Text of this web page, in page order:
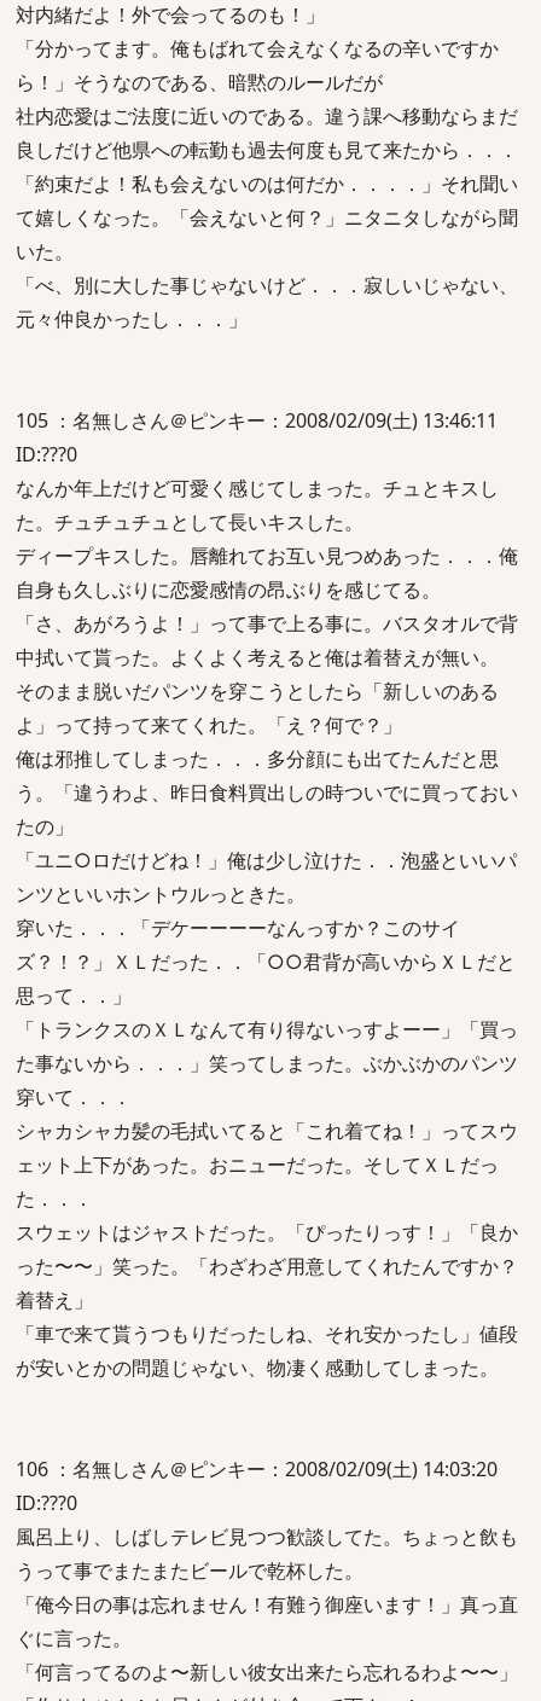
対内緒だよ！外で会ってるのも！」
「分かってます。俺もばれて会えなくなるの辛いですか
ら！」そうなのである、暗黙のルールだが
社内恋愛はご法度に近いのである。違う課へ移動ならまだ
良しだけど他県への転勤も過去何度も見て来たから．．．
「約束だよ！私も会えないのは何だか．．．．」それ聞い
て嬉しくなった。「会えないと何？」ニタニタしながら聞
いた。
「べ、別に大した事じゃないけど．．．寂しいじゃない、
元々仲良かったし．．．」
105 ：名無しさん＠ピンキー：2008/02/09(土) 13:46:11
ID:???0
なんか年上だけど可愛く感じてしまった。チュとキスし
た。チュチュチュとして長いキスした。
ディープキスした。唇離れてお互い見つめあった．．．俺
自身も久しぶりに恋愛感情の昂ぶりを感じてる。
「さ、あがろうよ！」って事で上る事に。バスタオルで背
中拭いて貰った。よくよく考えると俺は着替えが無い。
そのまま脱いだパンツを穿こうとしたら「新しいのある
よ」って持って来てくれた。「え？何で？」
俺は邪推してしまった．．．多分顔にも出てたんだと思
う。「違うわよ、昨日食料買出しの時ついでに買っておい
たの」
「ユニ○ロだけどね！」俺は少し泣けた．．泡盛といいパ
ンツといいホントウルっときた。
穿いた．．．「デケーーーーなんっすか？このサイ
ズ？！？」ＸＬだった．．「○○君背が高いからＸＬだと
思って．．」
「トランクスのＸＬなんて有り得ないっすよーー」「買っ
た事ないから．．．」笑ってしまった。ぶかぶかのパンツ
穿いて．．．
シャカシャカ髪の毛拭いてると「これ着てね！」ってスウ
ェット上下があった。おニューだった。そしてＸＬだっ
た．．．
スウェットはジャストだった。「ぴったりっす！」「良か
った〜〜」笑った。「わざわざ用意してくれたんですか？
着替え」
「車で来て貰うつもりだったしね、それ安かったし」値段
が安いとかの問題じゃない、物凄く感動してしまった。
106 ：名無しさん＠ピンキー：2008/02/09(土) 14:03:20
ID:???0
風呂上り、しばしテレビ見つつ歓談してた。ちょっと飲も
うって事でまたまたビールで乾杯した。
「俺今日の事は忘れません！有難う御座います！」真っ直
ぐに言った。
「何言ってるのよ〜新しい彼女出来たら忘れるわよ〜〜」